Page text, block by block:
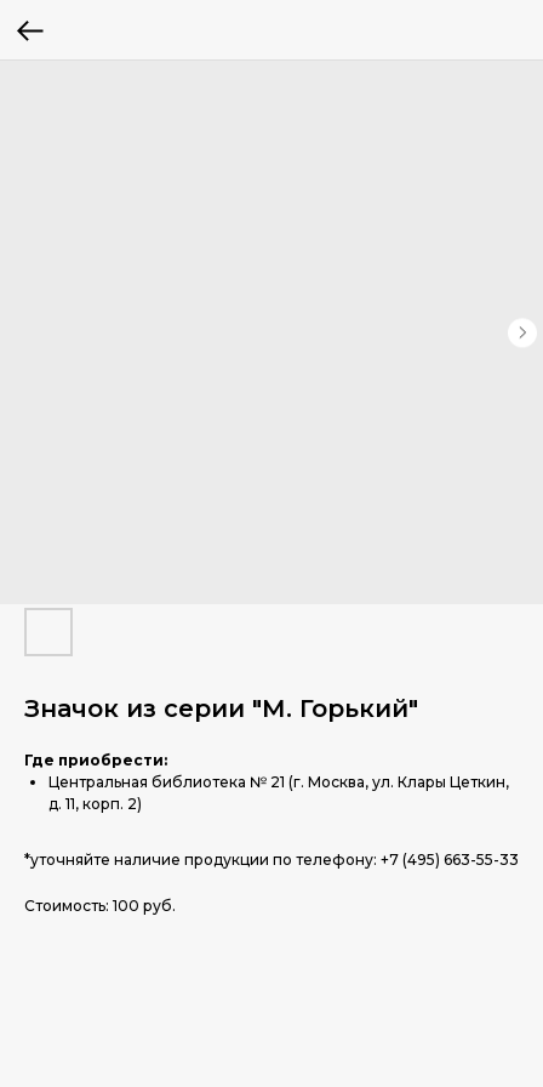
Значок из серии "М. Горький"
Где приобрести:
Центральная библиотека № 21 (г. Москва, ул. Клары Цеткин,
д. 11, корп. 2)
*уточняйте наличие продукции по телефону: +7 (495) 663-55-33
Стоимость: 100 руб.